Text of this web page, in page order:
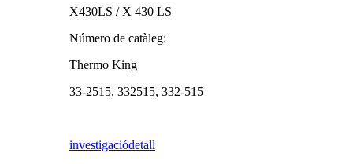
X430LS / X 430 LS
Número de catàleg:
Thermo King
33-2515, 332515, 332-515
investigaciódetall